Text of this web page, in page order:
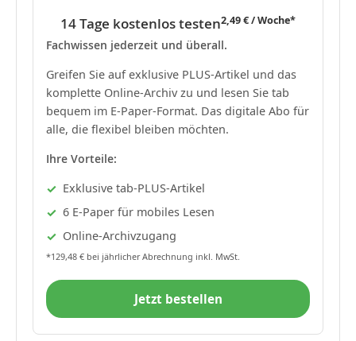
14 Tage kostenlos testen2,49 € / Woche*
Fachwissen jederzeit und überall.
Greifen Sie auf exklusive PLUS-Artikel und das
komplette Online-Archiv zu und lesen Sie tab
bequem im E-Paper-Format. Das digitale Abo für
alle, die flexibel bleiben möchten.
Ihre Vorteile:
Exklusive tab-PLUS-Artikel
6 E-Paper für mobiles Lesen
Online-Archivzugang
*129,48 € bei jährlicher Abrechnung inkl. MwSt.
Jetzt bestellen